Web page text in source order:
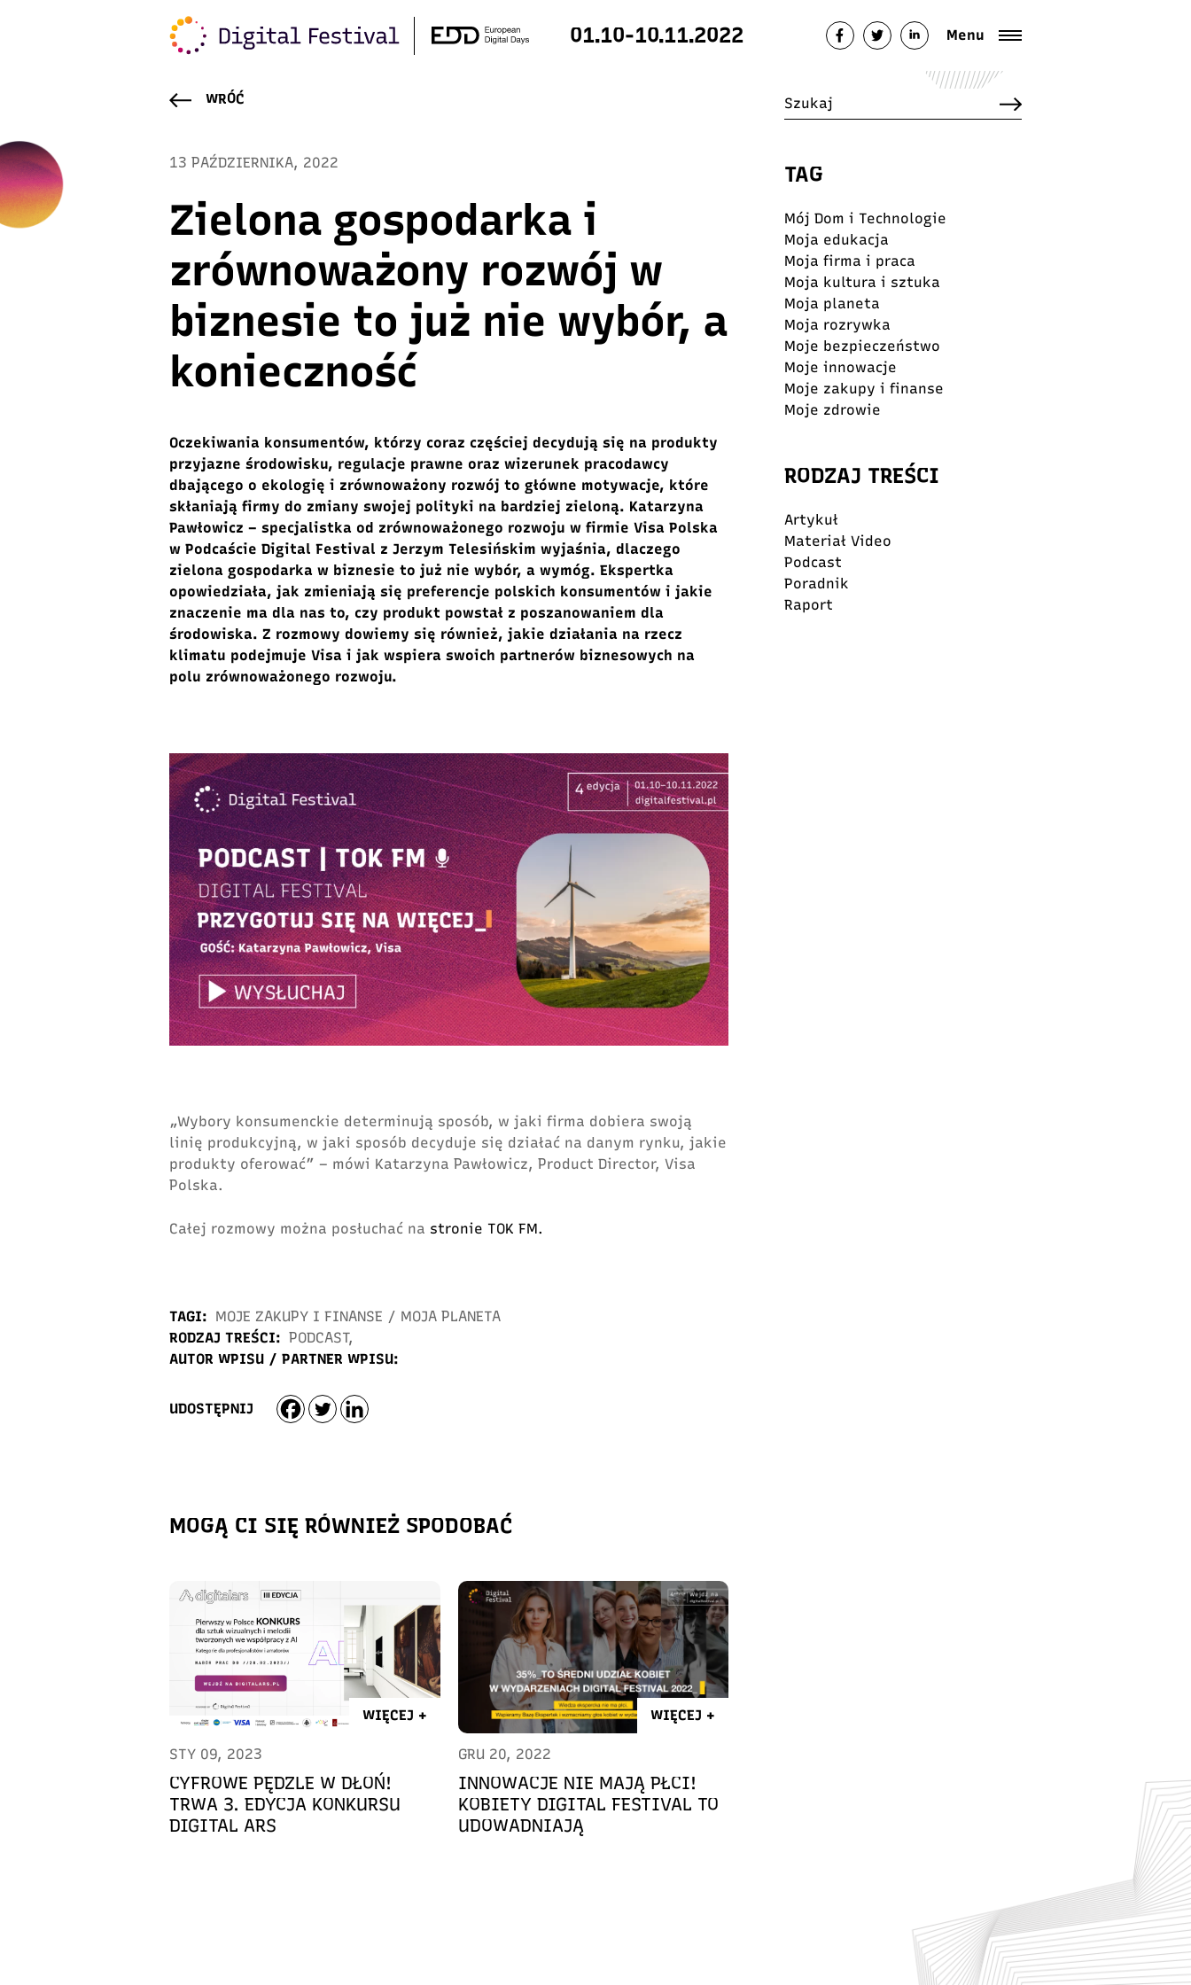
01.10-10.11.2022 Menu
WRÓĆ
13 PAŹDZIERNIKA, 2022
Zielona gospodarka i
zrównoważony rozwój w
biznesie to już nie wybór, a
konieczność
Oczekiwania konsumentów, którzy coraz częściej decydują się na produkty
przyjazne środowisku, regulacje prawne oraz wizerunek pracodawcy
dbającego o ekologię i zrównoważony rozwój to główne motywacje, które
skłaniają firmy do zmiany swojej polityki na bardziej zieloną. Katarzyna
Pawłowicz – specjalistka od zrównoważonego rozwoju w firmie Visa Polska
w Podcaście Digital Festival z Jerzym Telesińskim wyjaśnia, dlaczego
zielona gospodarka w biznesie to już nie wybór, a wymóg. Ekspertka
opowiedziała, jak zmieniają się preferencje polskich konsumentów i jakie
znaczenie ma dla nas to, czy produkt powstał z poszanowaniem dla
środowiska. Z rozmowy dowiemy się również, jakie działania na rzecz
klimatu podejmuje Visa i jak wspiera swoich partnerów biznesowych na
polu zrównoważonego rozwoju.
„Wybory konsumenckie determinują sposób, w jaki firma dobiera swoją
linię produkcyjną, w jaki sposób decyduje się działać na danym rynku, jakie
produkty oferować” – mówi Katarzyna Pawłowicz, Product Director, Visa
Polska.
Całej rozmowy można posłuchać na stronie TOK FM.
TAGI: MOJE ZAKUPY I FINANSE / MOJA PLANETA
RODZAJ TREŚCI: PODCAST,
AUTOR WPISU / PARTNER WPISU:
UDOSTĘPNIJ
MOGĄ CI SIĘ RÓWNIEŻ SPODOBAĆ
WIĘCEJ +
STY 09, 2023
CYFROWE PĘDZLE W DŁOŃ!
TRWA 3. EDYCJA KONKURSU
DIGITAL ARS
WIĘCEJ +
GRU 20, 2022
INNOWACJE NIE MAJĄ PŁCI!
KOBIETY DIGITAL FESTIVAL TO
UDOWADNIAJĄ
TAG
Mój Dom i Technologie
Moja edukacja
Moja firma i praca
Moja kultura i sztuka
Moja planeta
Moja rozrywka
Moje bezpieczeństwo
Moje innowacje
Moje zakupy i finanse
Moje zdrowie
RODZAJ TREŚCI
Artykuł
Materiał Video
Podcast
Poradnik
Raport